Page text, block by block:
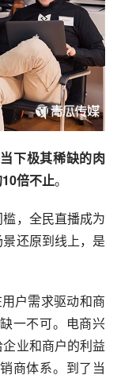
下极其稀缺的肉
倍不止。
，全民直播成为
还原到线上，是
户需求驱动和商
一不可。电商兴
业和商户的利益
商体系。到了当